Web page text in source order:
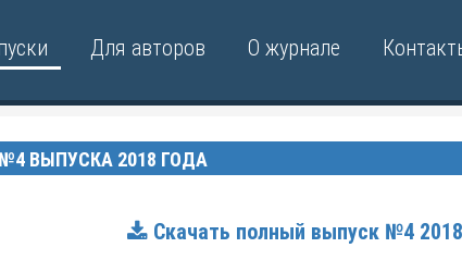
Для авторов О журнале
ВЫПУСКА 2018 ГОДА
Скачать полный выпуск №4 2018